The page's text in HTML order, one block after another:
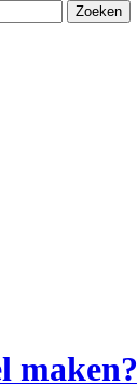
maken?